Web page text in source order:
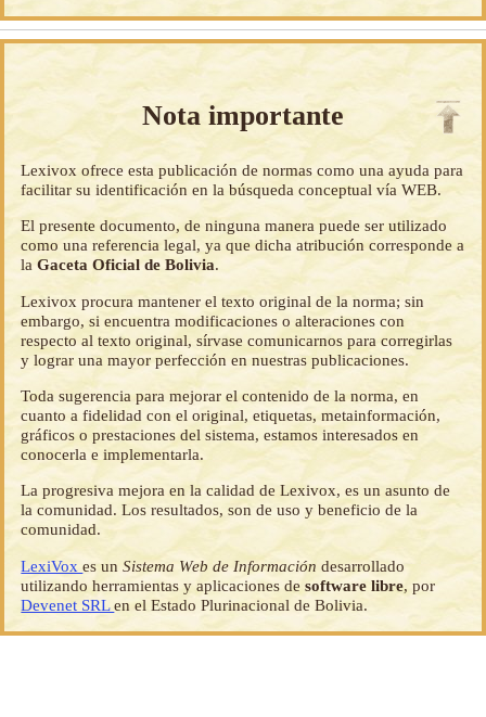
Nota importante
Lexivox ofrece esta publicación de normas como una ayuda para
facilitar su identificación en la búsqueda conceptual vía WEB.
El presente documento, de ninguna manera puede ser utilizado
como una referencia legal, ya que dicha atribución corresponde a
laGaceta Oficial de Bolivia.
Lexivox procura mantener el texto original de la norma; sin
embargo, si encuentra modificaciones o alteraciones con
respecto al texto original, sírvase comunicarnos para corregirlas
y lograr una mayor perfección en nuestras publicaciones.
Toda sugerencia para mejorar el contenido de la norma, en
cuanto a fidelidad con el original, etiquetas, metainformación,
gráficos o prestaciones del sistema, estamos interesados en
conocerla e implementarla.
La progresiva mejora en la calidad de Lexivox, es un asunto de
la comunidad. Los resultados, son de uso y beneficio de la
comunidad.
LexiVoxes unSistema Web de Información desarrollado
utilizando herramientas y aplicaciones desoftware libre, por
Devenet SRLen el Estado Plurinacional de Bolivia.